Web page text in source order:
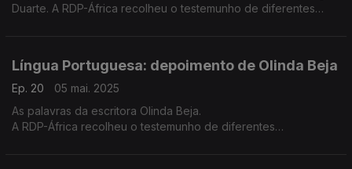
Duarte. A RDP-África recolheu o testemunho de diferentes
Língua Portuguesa: depoimento de Olinda Beja
Ep. 20
05 mai. 2025
As palavras da escritora Olinda Beja.
A RDP-África recolheu o testemunho de diferentes